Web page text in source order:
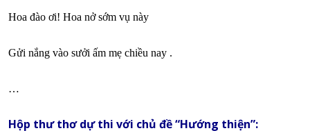
Hoa đào ơi! Hoa nở sớm vụ này
Gửi nắng vào sưởi ấm mẹ chiều nay .
…
Hộp thư thơ dự thi với chủ đề “Hướng thiện”: